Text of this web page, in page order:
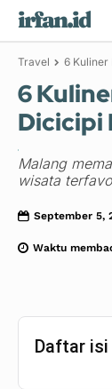
irfan.id
Travel 6 Kuliner
6
Dicicipi
Malang
wisata
September 5,
Waktu
Daftar isi